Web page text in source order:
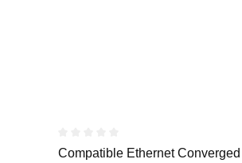
Durchschnittliche Bewertung
Compatible Ethernet